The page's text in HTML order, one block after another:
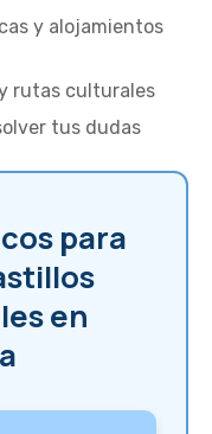
y alojamientos
rutas culturales
tus dudas
para
en